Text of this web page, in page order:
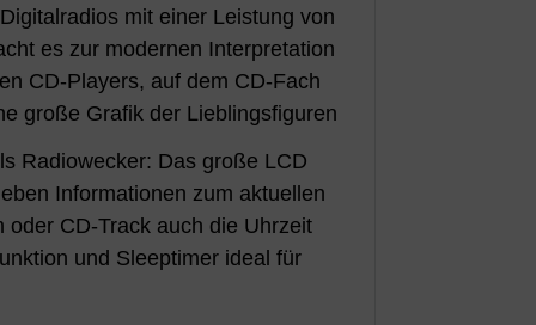
mit einer Leistung von
es zur modernen Interpretation
CD-Players, auf dem CD-Fach
große Grafik der Lieblingsfiguren
Radiowecker: Das große LCD
Informationen zum aktuellen
oder CD-Track auch die Uhrzeit
und Sleeptimer ideal für